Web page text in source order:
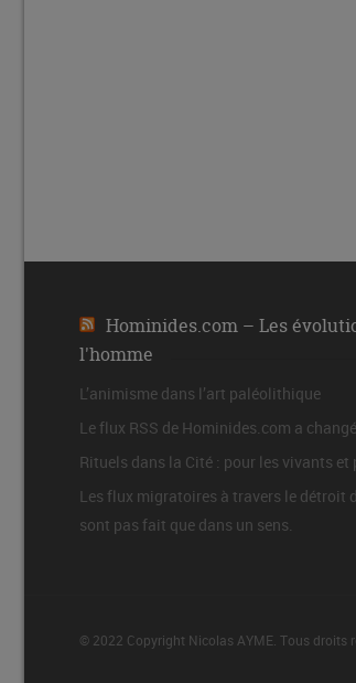
Hominides.com – Les
l'homme
L’animisme dans l’art paléolithique
Le flux RSS de Hominides.com a
Rituels dans la Cité : pour les vivants et
Les flux migratoires à travers le détroit
sont pas fait que dans un sens.
© 2022 Copyright Nicolas AYME. Tous droits